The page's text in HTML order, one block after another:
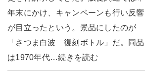
年末にかけ、キャンペーンも行い反響
が目立ったという。景品にしたのが
「さつま白波 復刻ボトル」だ。同品
は1970年代…続きを読む